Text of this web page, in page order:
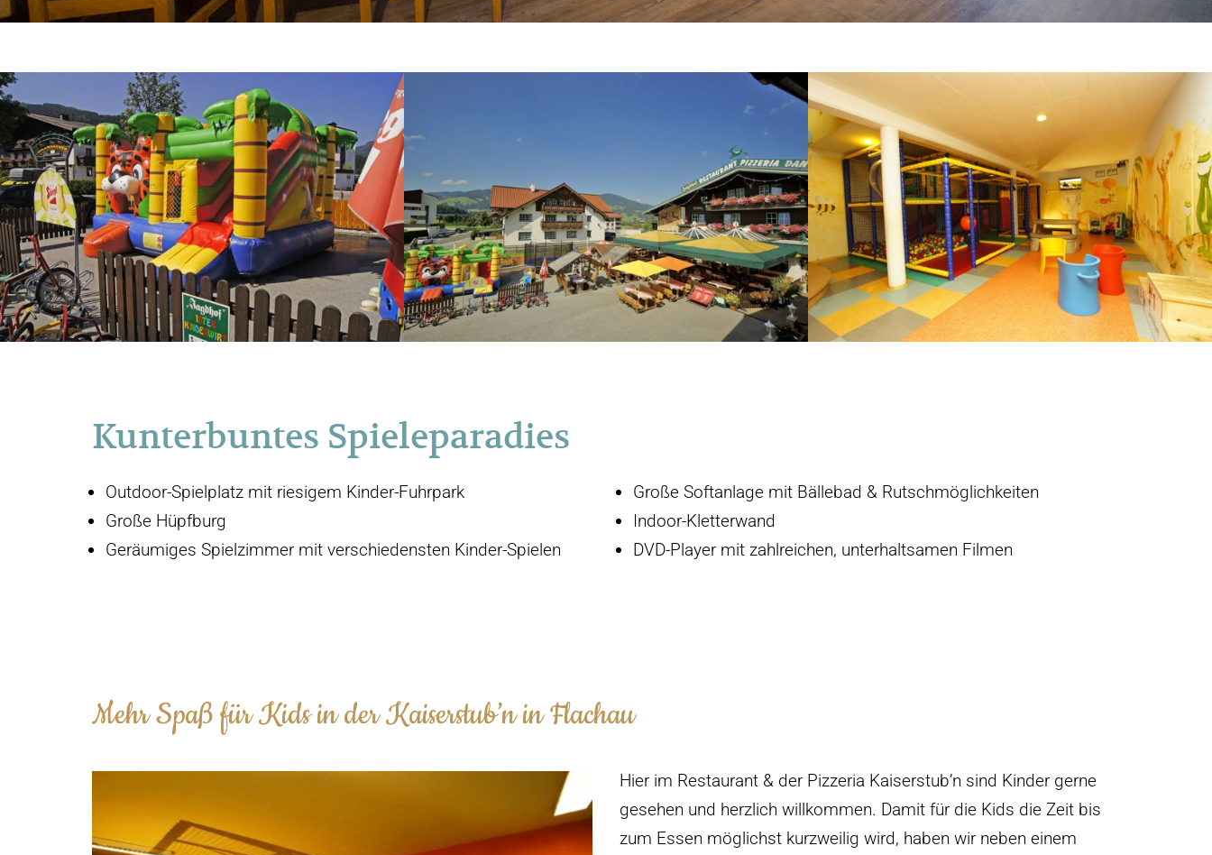
Kunterbuntes Spieleparadies
Outdoor-Spielplatz mit riesigem Kinder-Fuhrpark
Große Hüpfburg
Geräumiges Spielzimmer mit verschiedensten Kinder-Spielen
Große Softanlage mit Bällebad & Rutschmöglichkeiten
Indoor-Kletterwand
DVD-Player mit zahlreichen, unterhaltsamen Filmen
Mehr Spaß für Kids in der Kaiserstub’n in Flachau
Hier im Restaurant & der Pizzeria Kaiserstub’n sind Kinder gerne
gesehen und herzlich willkommen. Damit für die Kids die Zeit bis
zum Essen möglichst kurzweilig wird, haben wir neben einem